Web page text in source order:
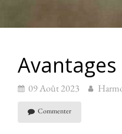
09 Août 2023
Commenter